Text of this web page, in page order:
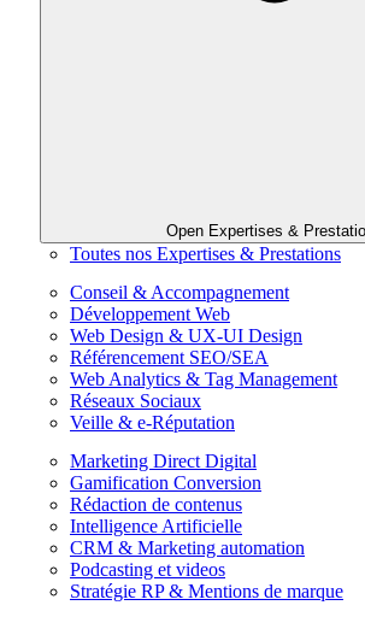
Open Expertises &
Toutes nos Expertises & Prestations
Conseil & Accompagnement
Développement Web
Web Design & UX-UI Design
Référencement SEO/SEA
Web Analytics & Tag Management
Réseaux Sociaux
Veille & e-Réputation
Marketing Direct Digital
Gamification Conversion
Rédaction de contenus
Intelligence Artificielle
CRM & Marketing automation
Podcasting et videos
Stratégie RP & Mentions de marque